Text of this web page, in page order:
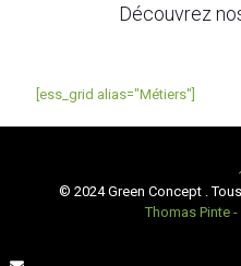
Découvrez
[ess_grid alias="Métiers"]
© 2024 Green Concept .
Thomas Pinte